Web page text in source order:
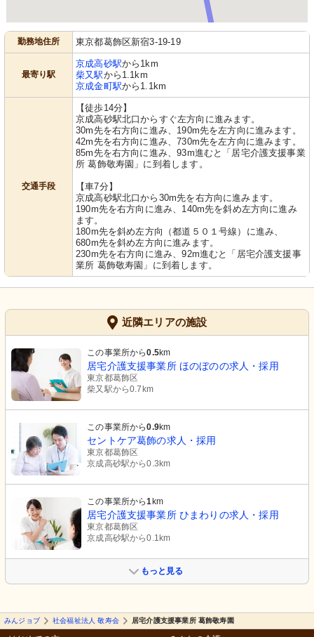
勤務地住所 東京都葛飾区新宿3-19-19
最寄り駅
京成高砂駅から1km
柴又駅から1.1km
京成金町駅から1.1km
交通手段
【徒歩14分】
京成高砂駅北口からすぐ左方向に進みます。
30m先を右方向に進み、190m先を左方向に進みます。
42m先を右方向に進み、730m先を左方向に進みます。
85m先を右方向に進み、93m進むと「居宅介護支援事業
所 葛飾敬寿園」に到着します。
【車7分】
京成高砂駅北口から30m先を右方向に進みます。
190m先を右方向に進み、140m先を斜め左方向に進み
ます。
180m先を斜め左方向（都道５０１号線）に進み、
680m先を斜め左方向に進みます。
230m先を右方向に進み、92m進むと「居宅介護支援事
業所 葛飾敬寿園」に到着します。
近隣エリアの施設
この事業所から0.5km
居宅介護支援事業所 ほのぼのの求人・採用
東京都葛飾区
柴又駅から0.7km
この事業所から0.9km
セントケア葛飾の求人・採用
東京都葛飾区
京成高砂駅から0.3km
この事業所から1km
居宅介護支援事業所 ひまわりの求人・採用
東京都葛飾区
京成高砂駅から0.1km
もっと見る
みんジョブ 社会福祉法人 敬寿会 居宅介護支援事業所 葛飾敬寿園